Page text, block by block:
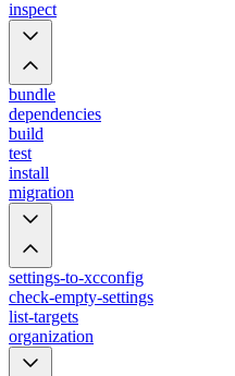
inspect
bundle
dependencies
build
test
install
migration
settings-to-xcconfig
check-empty-settings
list-targets
organization